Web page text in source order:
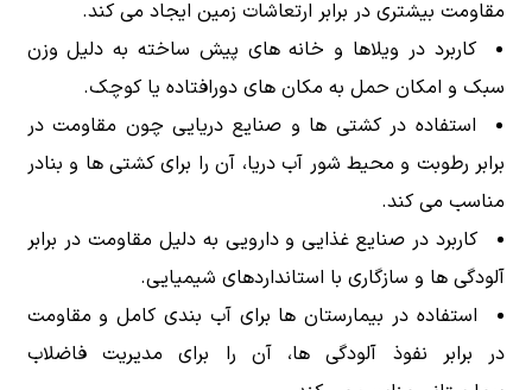
مقاومت بیشتری در برابر ارتعاشات زمین ایجاد می کند.
کاربرد در ویلاها و خانه های پیش ساخته به دلیل وزن
سبک و امکان حمل به مکان های دورافتاده یا کوچک.
استفاده در کشتی ها و صنایع دریایی چون مقاومت در
برابر رطوبت و محیط شور آب دریا، آن را برای کشتی ها و بنادر
مناسب می کند.
کاربرد در صنایع غذایی و دارویی به دلیل مقاومت در برابر
آلودگی ها و سازگاری با استانداردهای شیمیایی.
استفاده در بیمارستان ها برای آب بندی کامل و مقاومت
در برابر نفوذ آلودگی ها، آن را برای مدیریت فاضلاب